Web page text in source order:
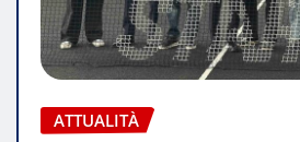
ATTUALITÀ